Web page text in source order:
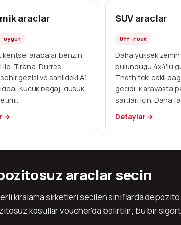
araclar
uygun
kentsel arabalar benzin
ile. Tirana, Durres,
gezisi ve sahildeki A1
Kucuk bagaj, dusuk
→
SUV araclar
Off-road
Daha yuksek
bulundugu 4x4'lu
Theth'teki cakil
gecidi, Karavasta
sartlari icin. Daha
Detaylar →
araclar secin
kiralama sirketleri secilen siniflarda
kosullar voucher'da belirtilir; bu bir